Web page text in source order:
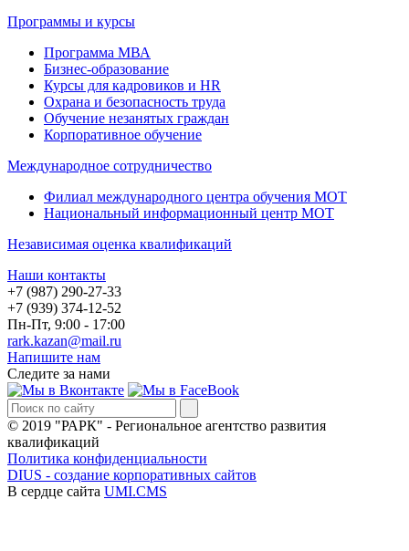
Программы и курсы
Программа МВА
Бизнес-образование
Курсы для кадровиков и HR
Охрана и безопасность труда
Обучение незанятых граждан
Корпоративное обучение
Международное сотрудничество
Филиал международного центра обучения МОТ
Национальный информационный центр МОТ
Независимая оценка квалификаций
Наши контакты
+7 (987) 290-27-33
+7 (939) 374-12-52
Пн-Пт, 9:00 - 17:00
rark.kazan@mail.ru
Напишите нам
Следите за нами
© 2019 "РАРК" - Региональное агентство развития
квалификаций
Политика конфиденциальности
DIUS - создание корпоративных сайтов
В сердце сайта UMI.CMS